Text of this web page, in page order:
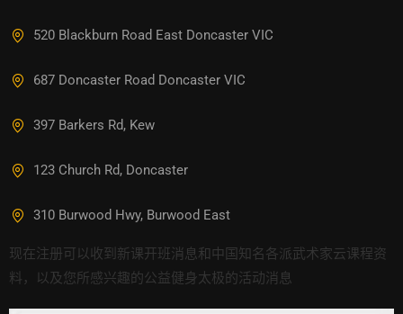
520 Blackburn Road East Doncaster VIC
687 Doncaster Road Doncaster VIC
397 Barkers Rd, Kew
123 Church Rd, Doncaster
310 Burwood Hwy, Burwood East
现在注册可以收到新课开班消息和中国知名各派武术家云课程资
料，以及您所感兴趣的公益健身太极的活动消息